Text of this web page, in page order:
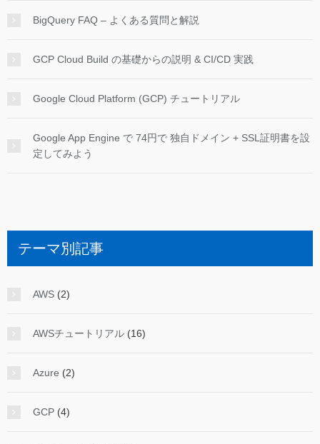
BigQuery FAQ – よくある質問と解説
GCP Cloud Build の基礎からの説明 & CI/CD 実践
Google Cloud Platform (GCP) チュートリアル
Google App Engine で 74円で 独自ドメイン + SSL証明書を設
定してみよう
テーマ別記事
AWS (2)
AWSチュートリアル (16)
Azure (2)
GCP (4)